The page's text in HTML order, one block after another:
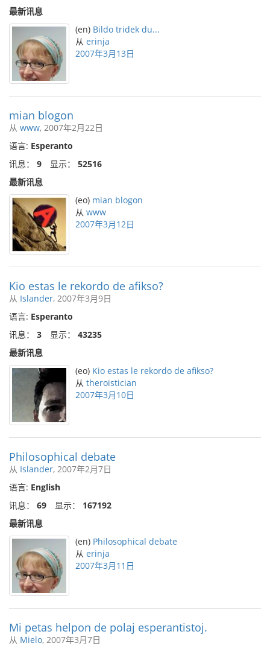
最新讯息
(en) Bildo tridek du...
从 erinja
2007年3月13日
mian blogon
从 www, 2007年2月22日
语言: Esperanto
讯息： 9 显示： 52516
最新讯息
(eo) mian blogon
从 www
2007年3月12日
Kio estas le rekordo de afikso?
从 Islander, 2007年3月9日
语言: Esperanto
讯息： 3 显示： 43235
最新讯息
(eo) Kio estas le rekordo de afikso?
从 theroistician
2007年3月10日
Philosophical debate
从 Islander, 2007年2月7日
语言: English
讯息： 69 显示： 167192
最新讯息
(en) Philosophical debate
从 erinja
2007年3月11日
Mi petas helpon de polaj esperantistoj.
从 Mielo, 2007年3月7日